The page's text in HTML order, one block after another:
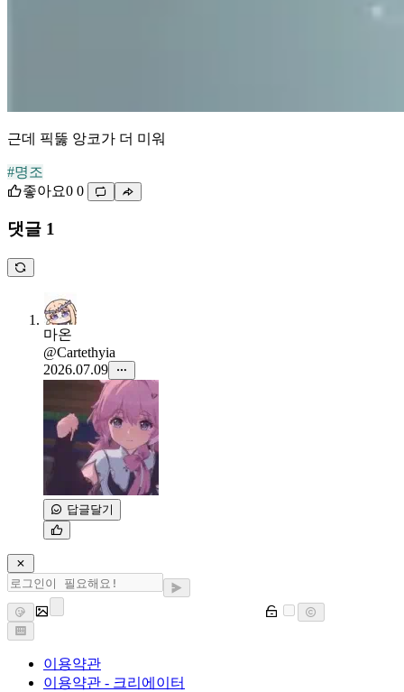
근데 픽뚫 앙코가 더 미워
#명조
좋아요0 0
댓글 1
마온
@Cartethyia
2026.07.09
답글달기
이용약관
이용약관 - 크리에이터